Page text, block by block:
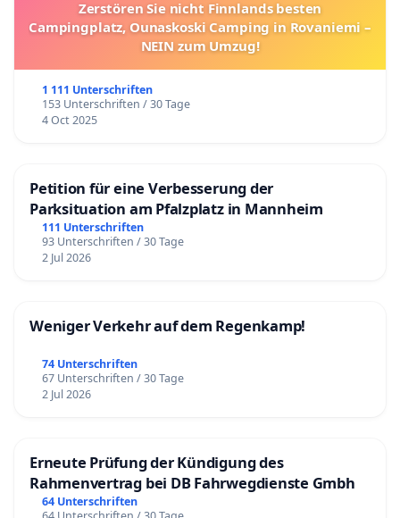
Zerstören Sie nicht Finnlands besten
Campingplatz, Ounaskoski Camping in Rovaniemi –
NEIN zum Umzug!
1 111 Unterschriften
153 Unterschriften / 30 Tage
4 Oct 2025
Petition für eine Verbesserung der
Parksituation am Pfalzplatz in Mannheim
111 Unterschriften
93 Unterschriften / 30 Tage
2 Jul 2026
Weniger Verkehr auf dem Regenkamp!
74 Unterschriften
67 Unterschriften / 30 Tage
2 Jul 2026
Erneute Prüfung der Kündigung des
Rahmenvertrag bei DB Fahrwegdienste Gmbh
64 Unterschriften